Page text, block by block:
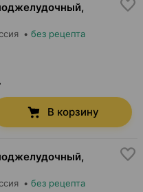
• без рецепта
В корзину
• без рецепта